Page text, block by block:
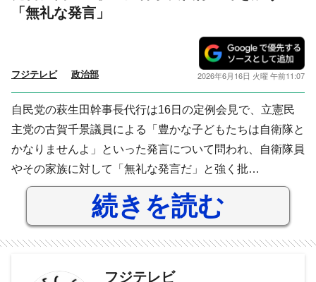
「無礼な発言」
フジテレビ 政治部 2026年6月16日 火曜 午前11:07
自民党の萩生田幹事長代行は16日の定例会見で、立憲民
主党の古賀千景議員による「豊かな子どもたちは自衛隊と
かなりませんよ」といった発言について問われ、自衛隊員
やその家族に対して「無礼な発言だ」と強く批…
続きを読む
フジテレビ